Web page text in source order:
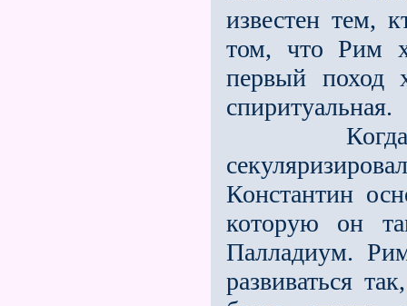
известен тем,
том, что Рим
первый поход
спиритуальная.
Когда же
Константин
которую он
Палладиум.
развиваться